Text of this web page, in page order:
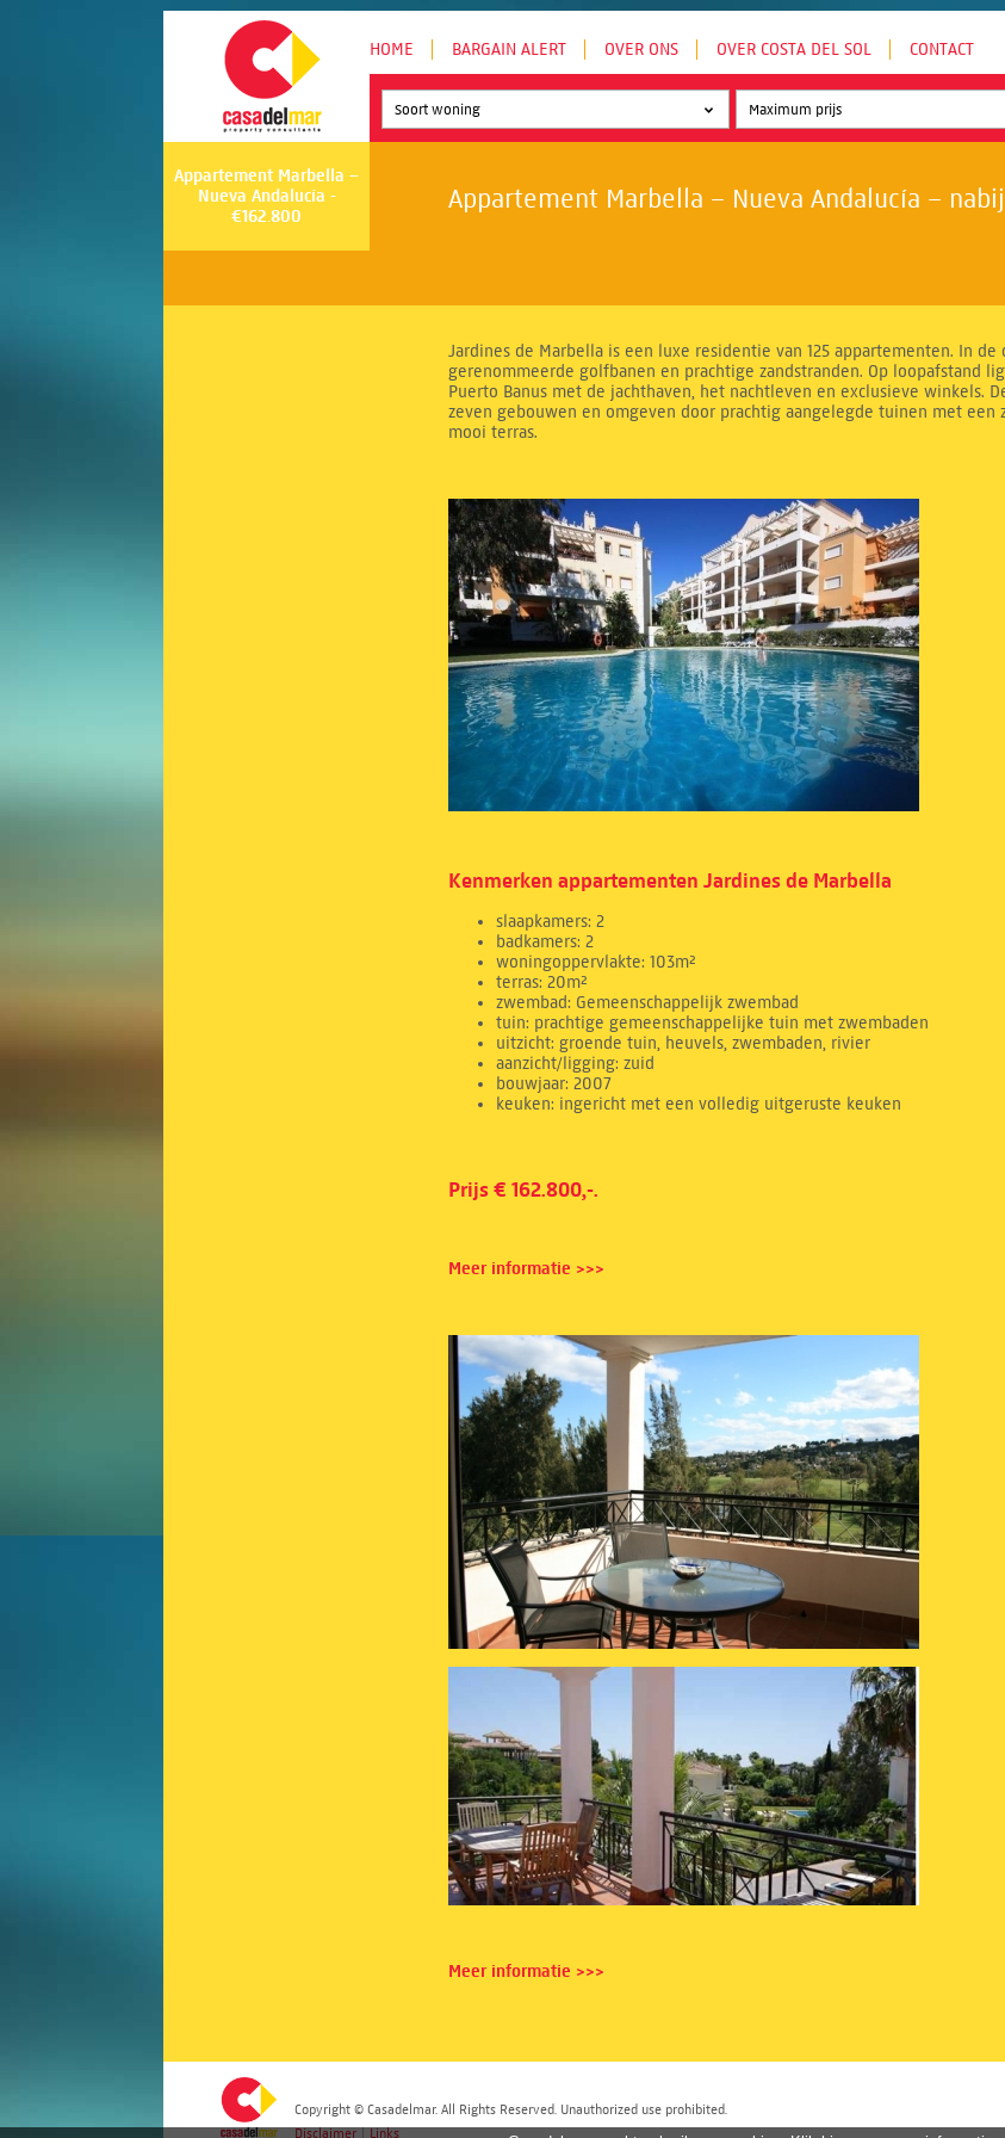
HOME BARGAIN ALERT OVER ONS OVER COSTA DEL SOL CONTACT
Soort woning
Appartement Marbella –
Nueva Andalucía -
€162.800
Appartement Marbella – Nueva Andalucía –
Jardines de Marbella is een luxe residentie van 125 appartementen. In
gerenommeerde golfbanen en prachtige zandstranden. Op loopafstand
Puerto Banus met de jachthaven, het nachtleven en exclusieve winkels.
zeven gebouwen en omgeven door prachtig aangelegde tuinen met een
mooi terras.
Kenmerken appartementen Jardines de Marbella
slaapkamers: 2
badkamers: 2
woningoppervlakte: 103m²
terras: 20m²
zwembad: Gemeenschappelijk zwembad
tuin: prachtige gemeenschappelijke tuin met zwembaden
uitzicht: groende tuin, heuvels, zwembaden, rivier
aanzicht/ligging: zuid
bouwjaar: 2007
keuken: ingericht met een volledig uitgeruste keuken
Prijs € 162.800,-.
Meer informatie >>>
Meer informatie >>>
Copyright © Casadelmar. All Rights Reserved. Unauthorized use prohibited.
Disclaimer|Links